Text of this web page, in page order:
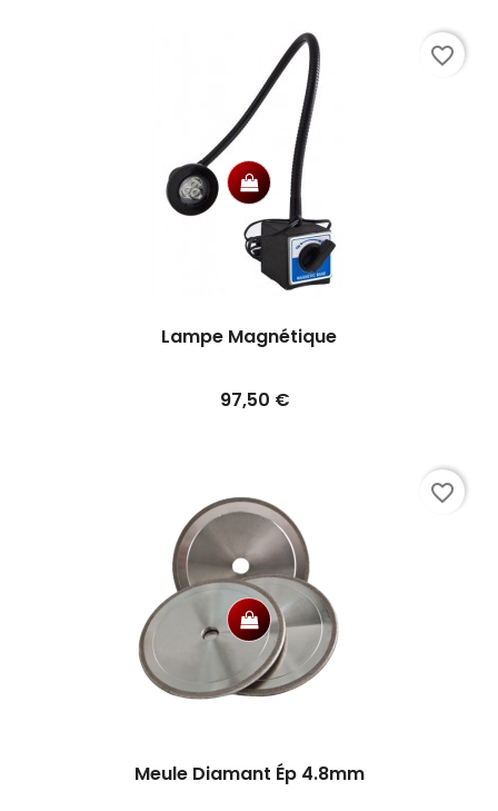
Lampe Magnétique
Prix
97,50 €
favorite_border
Meule Diamant Ép 4.8mm
favorite_border